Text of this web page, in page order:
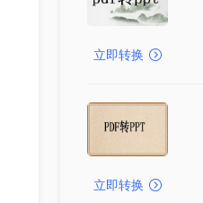
立即转换
立即转换